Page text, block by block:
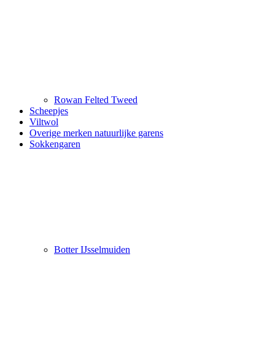
Rowan Felted Tweed
Scheepjes
Viltwol
Overige merken natuurlijke garens
Sokkengaren
Botter IJsselmuiden